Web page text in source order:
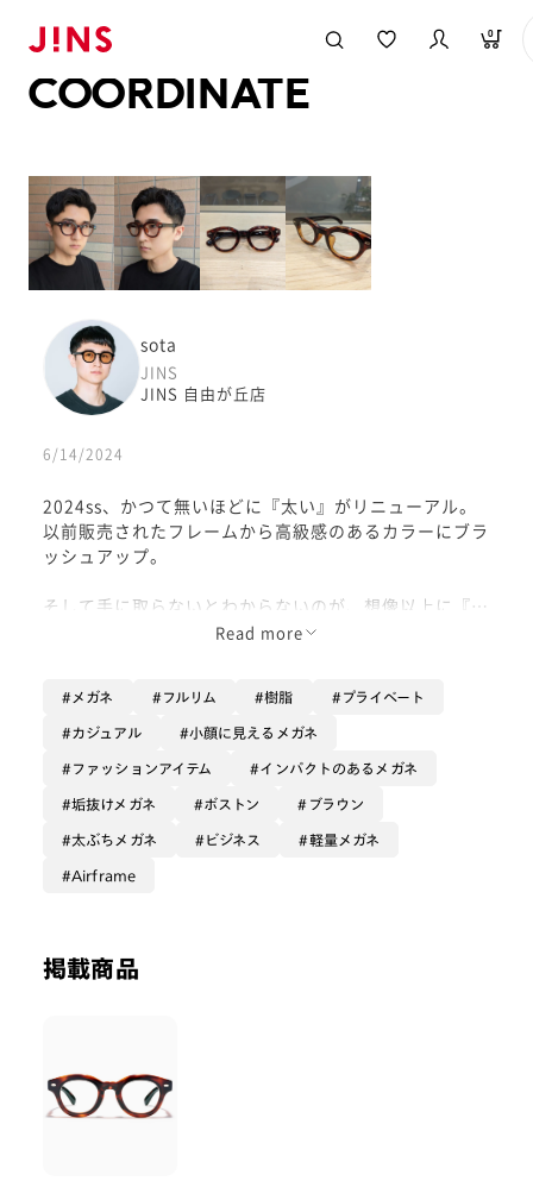
0
COORDINATE
sota
JINS
JINS 自由が丘店
6/14/2024
2024ss、かつて無いほどに『太い』がリニューアル。
以前販売されたフレームから高級感のあるカラーにブラ
ッシュアップ。
そして手に取らないとわからないのが、想像以上に『軽
なってしまう方でもバランスよく掛けられるのも魅力。
流行に左右されない唯一無二なシリーズです。
着用カラー : ライトブラウンデミ
Read more
メガネ フルリム 樹脂 プライベート
カジュアル 小顔に見えるメガネ
ファッションアイテム インパクトのあるメガネ
垢抜けメガネ ボストン ブラウン
太ぶちメガネ ビジネス 軽量メガネ
Airframe
掲載商品